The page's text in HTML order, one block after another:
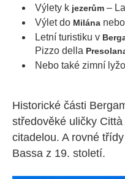
Výlety k jezerům –
Výlet do Milána nebo
Letní turistiku v
Pizzo della
Nebo také zimní
Historické části
středověké uličky
citadelou. A rovné
Bassa z 19. století.